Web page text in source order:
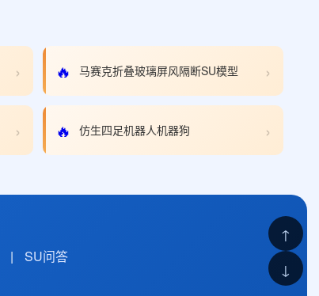
› 🔥 马赛克折叠玻璃屏风隔断SU模型 ›
› 🔥 仿生四足机器人机器狗 ›
| SU问答
↑
↓